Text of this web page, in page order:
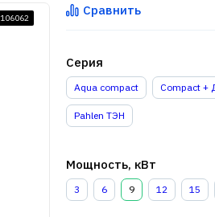
106062
Сравнить
Серия
Aqua compact Compact +
Pahlen ТЭН
Мощность, кВт
3 6 9 12 15